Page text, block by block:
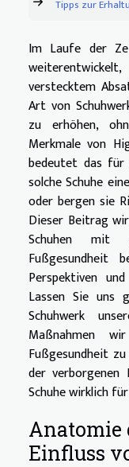
Tipps zur
Im Laufe der
verstecktem
Art von
zu erhöhen,
Merkmale von
bedeutet das für
solche Schuhe
oder bergen sie
Dieser Beitrag
Schuhen mit
Fußgesundheit
Perspektiven
Lassen Sie uns
Schuhwerk
Maßnahmen
Fußgesundheit
der verborgenen
Schuhe wirklich
Anatomie
Einfluss